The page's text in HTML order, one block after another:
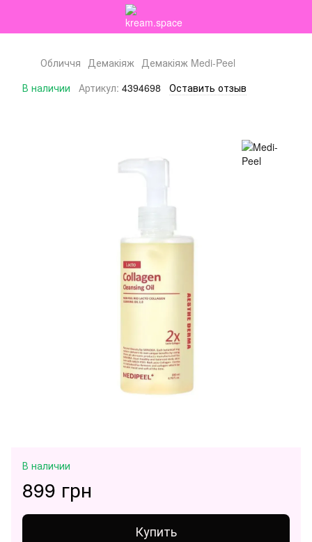
Обличчя Демакіяж Демакіяж Medi-Peel
В наличии
Артикул: 4394698 Оставить отзыв
В наличии
899 грн
Купить